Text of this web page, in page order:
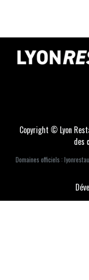
Copyright © Lyon
des
Domaines officiels :